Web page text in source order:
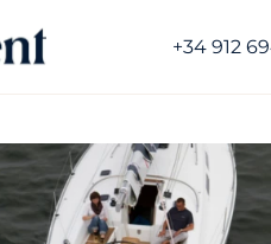
+34 912